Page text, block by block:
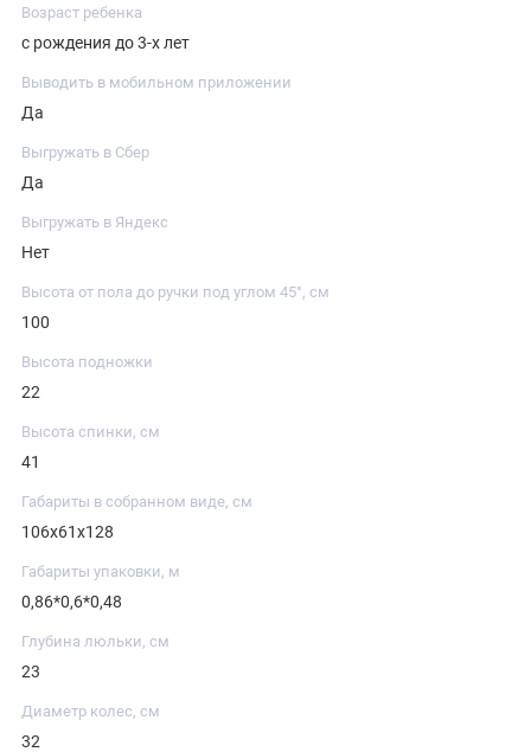
Возраст ребенка
с рождения до 3-х лет
Выводить в мобильном приложении
Да
Выгружать в Сбер
Да
Выгружать в Яндекс
Нет
Высота от пола до ручки под углом 45°, см
100
Высота подножки
22
Высота спинки, см
41
Габариты в собранном виде, см
106x61x128
Габариты упаковки, м
0,86*0,6*0,48
Глубина люльки, см
23
Диаметр колес, см
32